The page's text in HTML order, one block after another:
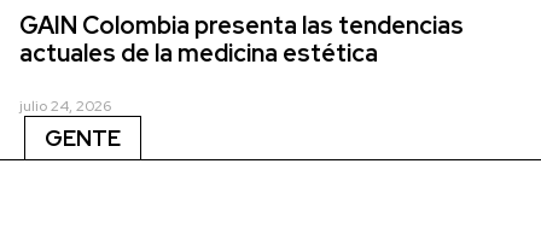
GAIN Colombia presenta las tendencias
actuales de la medicina estética
julio 24, 2026
GENTE